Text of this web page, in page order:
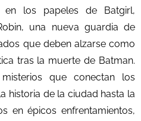
los papeles de Batgirl,
una nueva guardia de
que deben alzarse como
tras la muerte de Batman.
que conectan los
historia de la ciudad hasta la
en épicos enfrentamientos,